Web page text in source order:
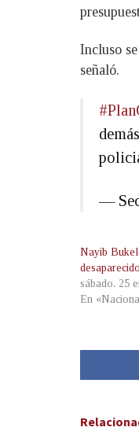
Incluso
señaló.
—
Nayib
sábado, 25
En